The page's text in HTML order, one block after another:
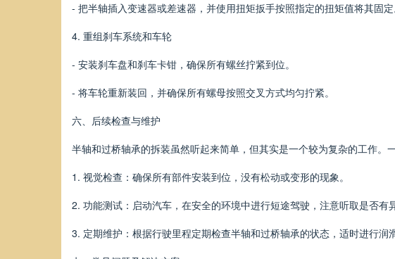
- 把半轴插入变速器或差速器，并使用扭矩扳手按照指定的扭矩值将其固定
4. 重组刹车系统和车轮
- 安装刹车盘和刹车卡钳，确保所有螺丝拧紧到位。
- 将车轮重新装回，并确保所有螺母按照交叉方式均匀拧紧。
六、后续检查与维护
半轴和过桥轴承的拆装虽然听起来简单，但其实是一个较为复杂的工作。
1. 视觉检查：确保所有部件安装到位，没有松动或变形的现象。
2. 功能测试：启动汽车，在安全的环境中进行短途驾驶，注意听取是否有
3. 定期维护：根据行驶里程定期检查半轴和过桥轴承的状态，适时进行润